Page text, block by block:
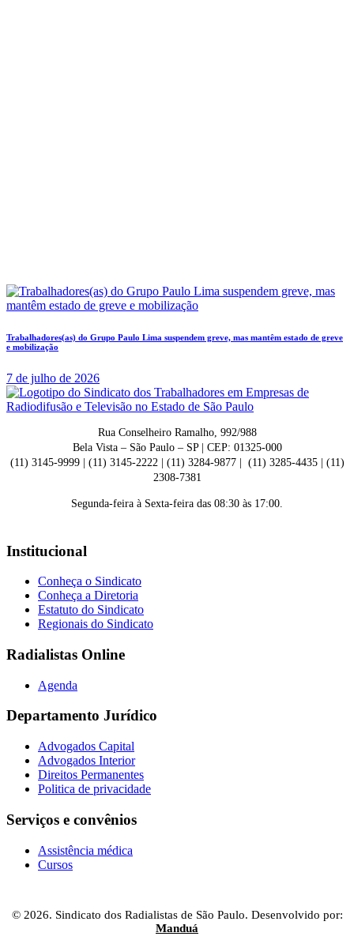
Trabalhadores(as) do Grupo Paulo Lima suspendem greve, mas mantêm estado de greve
e mobilização
7 de julho de 2026
Rua Conselheiro Ramalho, 992/988
Bela Vista – São Paulo – SP | CEP: 01325-000
(11) 3145-9999 | (11) 3145-2222 | (11) 3284-9877 | (11) 3285-4435 | (11)
2308-7381
Segunda-feira à Sexta-feira das 08:30 às 17:00.
Institucional
Conheça o Sindicato
Conheça a Diretoria
Estatuto do Sindicato
Regionais do Sindicato
Radialistas Online
Agenda
Departamento Jurídico
Advogados Capital
Advogados Interior
Direitos Permanentes
Politica de privacidade
Serviços e convênios
Assistência médica
Cursos
© 2026. Sindicato dos Radialistas de São Paulo. Desenvolvido por:
Manduá